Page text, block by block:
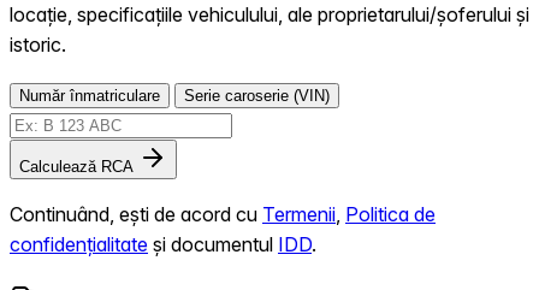
locație, specificațiile vehiculului, ale proprietarului/șoferului și
istoric.
Număr înmatriculare Serie caroserie (VIN)
Calculează RCA
Continuând, ești de acord cu Termenii Politica de
confidențialitate și documentul IDD.